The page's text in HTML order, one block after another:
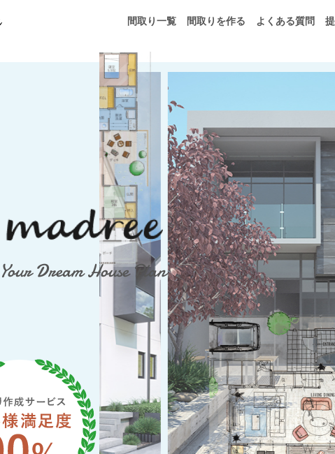
間取り一覧 間取りを作る よくある質問
Your Dream House Plan